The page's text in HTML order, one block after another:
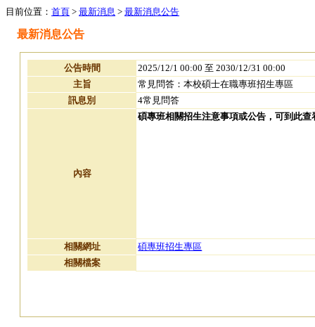
目前位置： 首頁 > 最新消息 > 最新消息公告
最新消息公告
公告時間
2025/12/1 00:00 至 2030/12/31 00:00
主旨
常見問答：本校碩士在職專班招生專區
訊息別
4常見問答
內容
碩專班相關招生注意事項或公告，可到此查
相關網址
碩專班招生專區
相關檔案